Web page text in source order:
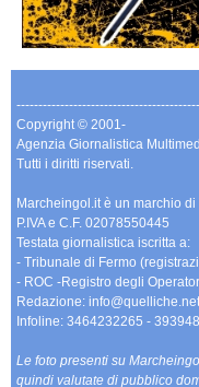
Copyright © 2001-
Agenzia Giornalistica
Tutti i diritti riservati.
Marcheingol.it è un marchio di
P.IVA e C.F. 02078550445
Testata giornalistica iscritta a:
- Tribunale di Fermo
- ROC -Registro degli
Redazione: info@quelliche.net
Infoline: 3464232265 -
Le foto presenti su
quindi valutate di pubblico